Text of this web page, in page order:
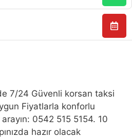
7/24 Güvenli korsan taksi
Fiyatlarla konforlu
0542 515 5154. 10
hazır olacak